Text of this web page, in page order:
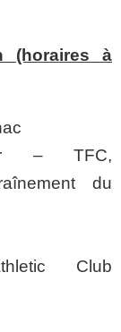
(horaires à
– TFC,
du
Club